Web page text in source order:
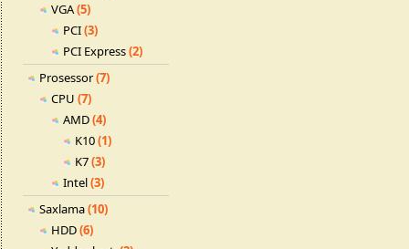
VGA(5)
PCI(3)
PCI Express(2)
Prosessor(7)
CPU (7)
AMD(4)
K10(1)
K7(3)
Intel(3)
Saxlama(10)
HDD(6)